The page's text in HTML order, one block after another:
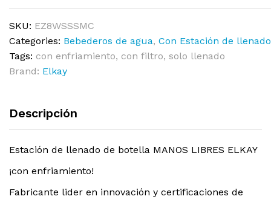
SKU: EZ8WSSSMC
Categories: Bebederos de agua, Con Estación de llenado
Tags: con enfriamiento, con filtro, solo llenado
Brand: Elkay
Descripción
Estación de llenado de botella MANOS LIBRES ELKAY
¡con enfriamiento!
Fabricante lider en innovación y certificaciones de